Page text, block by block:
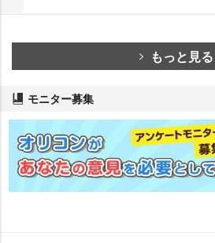
もっと見る
モニター募集